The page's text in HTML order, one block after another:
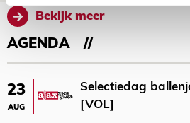
Bekijk meer
AGENDA
23
AUG
Selectiedag
[VOL]